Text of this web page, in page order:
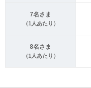
7名さま
（1人あたり）
8名さま
（1人あたり）